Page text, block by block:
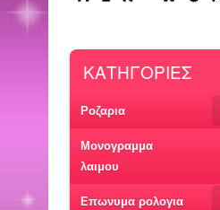
ΚΑΤΗΓΟΡΙΕΣ
Ροζαρια
Μονογραμμα
λαιμου
Επωνυμα ρολογια